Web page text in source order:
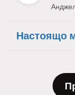
Настоящо